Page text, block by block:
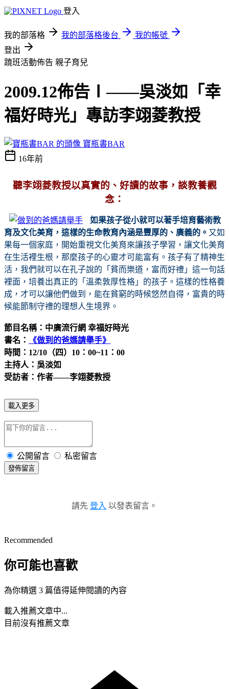
登入
我的部落格 我的部落格後台
我的帳號
登出
蹺班活動佈告 親子育兒
2009.12佈告Ⅰ——吳淡如「幸
福好時光」專訪李翊菱教授
寶瓶書BAR
16年前
聽李翊菱教授以真實的、好讀的故事，談教養觀
念：
如果孩子從小就可以著手培育藝術教
育及文化美育，這樣的生命教育內涵是豐厚的、廣義的。 又如
果每一個家庭，開始重視文化美育來讓孩子學習，讓文化美育
在生活裡生根，那麼孩子的心靈才可能富有。孩子有了精神生
活，我們就可以在孔子說的「貧而樂道，富而好禮」這一句話
裡面，培養出真正的「溫柔敦厚性格」的孩子。這樣的性格養
成，才可以讓他們做到，能在貧窮的時候悠然自得，富貴的時
候能節制守禮的理想人生境界。
節目名稱：中廣流行網 幸福好時光
書名：
《做到的爸媽請舉手》
時間：12/10（四）10：00~11：00
主持人：吳淡如
受訪者：作者——李翊菱教授
載入更多
公開留言 私密留言
發佈留言
請先 登入 以發表留言。
Recommended
你可能也喜歡
為你精選 3 篇值得延伸閱讀的內容
載入推薦文章中...
目前沒有推薦文章